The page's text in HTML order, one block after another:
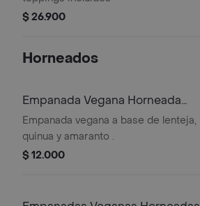
$ 26.900
Horneados
Empanada Vegana Horneada
Tipo Argentina
Empanada vegana a base de lenteja,
quinua y amaranto .
$ 12.000